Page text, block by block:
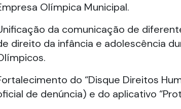
Olímpica Municipal.
da comunicação de
direito da infância e adolescência
do “Disque Direitos
de denúncia) e do aplicativo